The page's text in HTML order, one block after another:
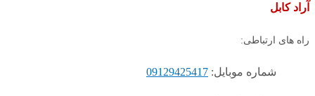
آراد کابل
راه های ارتباطی:
شماره موبایل: 09129425417